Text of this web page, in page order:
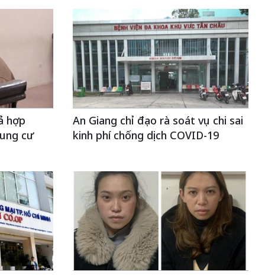
hợp
cư
An Giang chỉ đạo rà soát vụ chi sai
kinh phí chống dịch COVID-19